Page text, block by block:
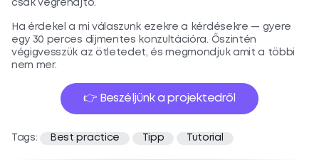
csak végrehajtó.
Ha érdekel a mi válaszunk ezekre a kérdésekre — gyere
egy 30 perces díjmentes konzultációra. Őszintén
végigvesszük az ötletedet, és megmondjuk amit a többi
nem mer.
👉 Beszéljünk a projektedről
Tags: Best practice Tipp Tutorial